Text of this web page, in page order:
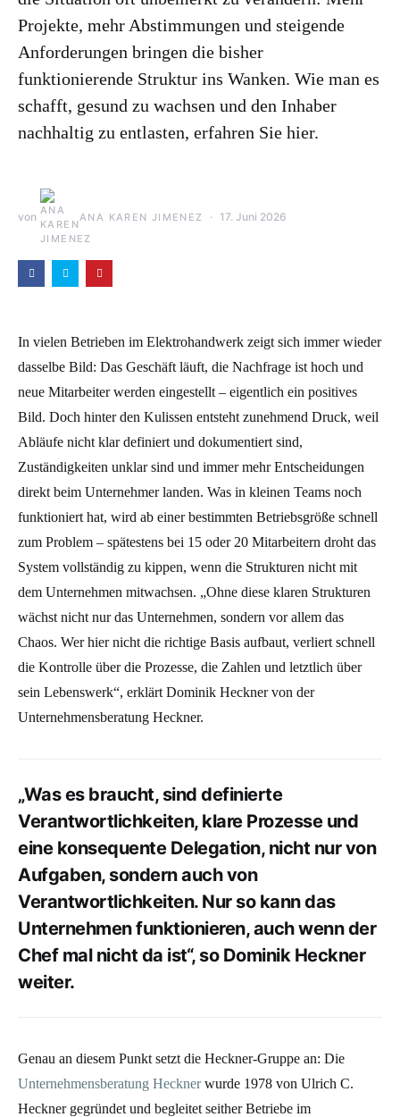
Projekte, mehr Abstimmungen und steigende
Anforderungen bringen die bisher
funktionierende Struktur ins Wanken. Wie man es
schafft, gesund zu wachsen und den Inhaber
nachhaltig zu entlasten, erfahren Sie hier.
von ANA KAREN JIMENEZ 17. Juni 2026
In vielen Betrieben im Elektrohandwerk zeigt sich immer wieder
dasselbe Bild: Das Geschäft läuft, die Nachfrage ist hoch und
neue Mitarbeiter werden eingestellt – eigentlich ein positives
Bild. Doch hinter den Kulissen entsteht zunehmend Druck, weil
Abläufe nicht klar definiert und dokumentiert sind,
Zuständigkeiten unklar sind und immer mehr Entscheidungen
direkt beim Unternehmer landen. Was in kleinen Teams noch
funktioniert hat, wird ab einer bestimmten Betriebsgröße schnell
zum Problem – spätestens bei 15 oder 20 Mitarbeitern droht das
System vollständig zu kippen, wenn die Strukturen nicht mit
dem Unternehmen mitwachsen. „Ohne diese klaren Strukturen
wächst nicht nur das Unternehmen, sondern vor allem das
Chaos. Wer hier nicht die richtige Basis aufbaut, verliert schnell
die Kontrolle über die Prozesse, die Zahlen und letztlich über
sein Lebenswerk“, erklärt Dominik Heckner von der
Unternehmensberatung Heckner.
„Was es braucht, sind definierte
Verantwortlichkeiten, klare Prozesse und
eine konsequente Delegation, nicht nur von
Aufgaben, sondern auch von
Verantwortlichkeiten. Nur so kann das
Unternehmen funktionieren, auch wenn der
Chef mal nicht da ist“, so Dominik Heckner
weiter.
Genau an diesem Punkt setzt die Heckner-Gruppe an: Die
Unternehmensberatung Hecknerwurde 1978 von Ulrich C.
Heckner gegründet und begleitet seither Betriebe im